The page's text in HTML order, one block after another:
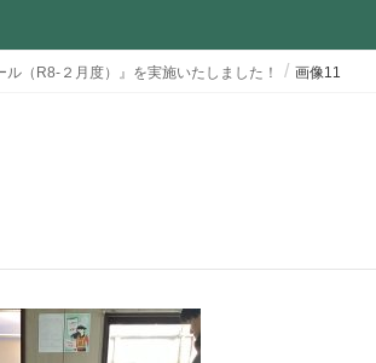
（R8-２月度）』を実施いたしました！ 画像11